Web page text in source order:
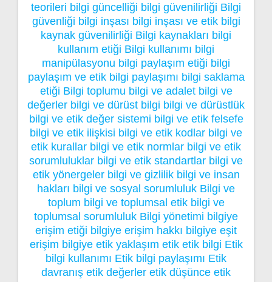
teorileri bilgi güncelliği bilgi güvenilirliği Bilgi
güvenliği bilgi inşası bilgi inşası ve etik bilgi
kaynak güvenilirliği Bilgi kaynakları bilgi
kullanım etiği Bilgi kullanımı bilgi
manipülasyonu bilgi paylaşım etiği bilgi
paylaşım ve etik bilgi paylaşımı bilgi saklama
etiği Bilgi toplumu bilgi ve adalet bilgi ve
değerler bilgi ve dürüst bilgi bilgi ve dürüstlük
bilgi ve etik değer sistemi bilgi ve etik felsefe
bilgi ve etik ilişkisi bilgi ve etik kodlar bilgi ve
etik kurallar bilgi ve etik normlar bilgi ve etik
sorumluluklar bilgi ve etik standartlar bilgi ve
etik yönergeler bilgi ve gizlilik bilgi ve insan
hakları bilgi ve sosyal sorumluluk Bilgi ve
toplum bilgi ve toplumsal etik bilgi ve
toplumsal sorumluluk Bilgi yönetimi bilgiye
erişim etiği bilgiye erişim hakkı bilgiye eşit
erişim bilgiye etik yaklaşım etik etik bilgi Etik
bilgi kullanımı Etik bilgi paylaşımı Etik
davranış etik değerler etik düşünce etik